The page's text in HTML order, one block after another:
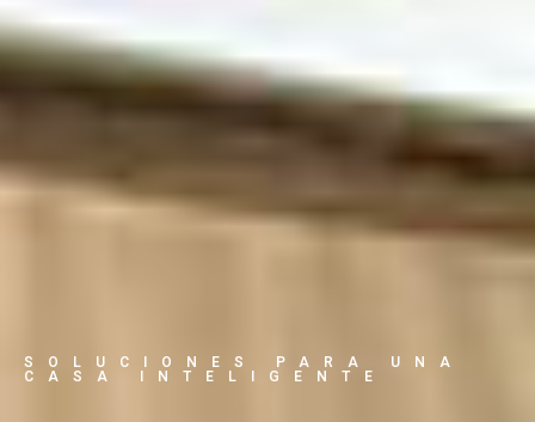
SOLUCIONES PARA UNA
CASA INTELIGENTE